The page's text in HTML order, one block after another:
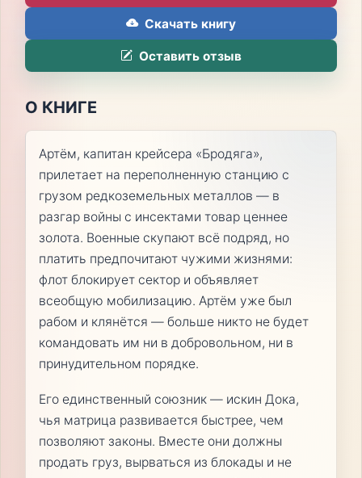
Скачать книгу
Оставить отзыв
О КНИГЕ
Артём, капитан крейсера «Бродяга»,
прилетает на переполненную станцию с
грузом редкоземельных металлов — в
разгар войны с инсектами товар ценнее
золота. Военные скупают всё подряд, но
платить предпочитают чужими жизнями:
флот блокирует сектор и объявляет
всеобщую мобилизацию. Артём уже был
рабом и клянётся — больше никто не будет
командовать им ни в добровольном, ни в
принудительном порядке.
Его единственный союзник — искин Дока,
чья матрица развивается быстрее, чем
позволяют законы. Вместе они должны
продать груз, вырваться из блокады и не